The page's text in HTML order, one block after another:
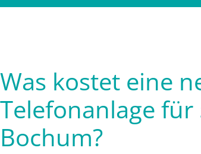
Was kostet eine
Telefonanlage
Bochum?